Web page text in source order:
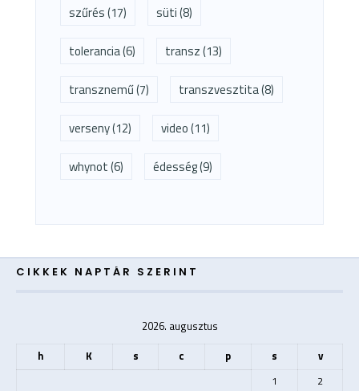
szűrés(17) süti(8)
tolerancia(6) transz(13)
transznemű(7) transzvesztita(8)
verseny(12) video(11)
whynot(6) édesség(9)
CIKKEK NAPTÁR SZERINT
2026. augusztus
h
K s c p s v
1
2